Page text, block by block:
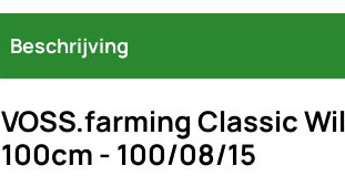
Beschrijving
VOSS.farming Classic
100cm - 100/08/15